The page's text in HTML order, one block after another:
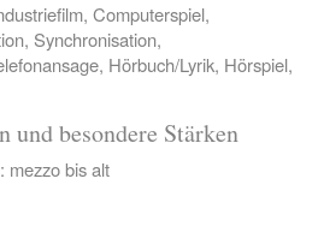
Computerspiel,
Synchronisation,
Hörbuch/Lyrik, Hörspiel,
und besondere Stärken
mezzo bis alt